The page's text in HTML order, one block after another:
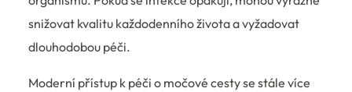
snižovat kvalitu každodenního života a vyžadovat
dlouhodobou péči.
Moderní přístup k péči o močové cesty se stále více